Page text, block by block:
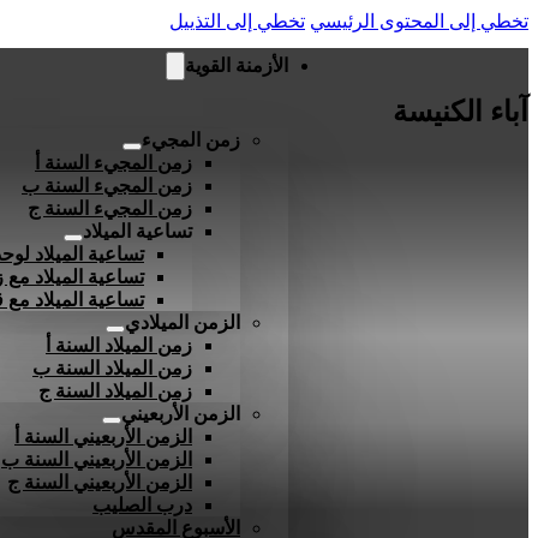
تخطي إلى المحتوى الرئيسي تخطي إلى التذييل
الأزمنة القوية
زمن المجيء
زمن المجيء السنة أ
زمن المجيء السنة ب
زمن المجيء السنة ج
تساعية الميلاد
تساعية الميلاد
تساعية الميلاد مع
تساعية الميلاد
الزمن الميلادي
زمن الميلاد السنة أ
زمن الميلاد السنة ب
زمن الميلاد السنة ج
الزمن الأربعيني
الزمن الأربعيني السنة أ
الزمن الأربعيني السنة ب
الزمن الأربعيني السنة ج
درب الصليب
الأسبوع المقدس
آباء الكنيسة